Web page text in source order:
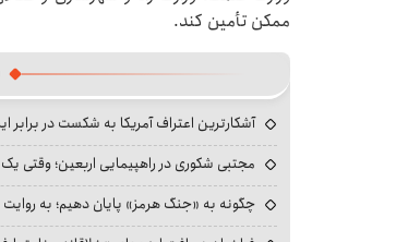
ممکن تأمین کند.
آشکارترین اعتراف آمریکا به شکست در برابر
مجتبی شکوری در راهپیمایی اربعین؛ وقتی
چگونه به «جنگ هرمز» پایان دهیم؛ به